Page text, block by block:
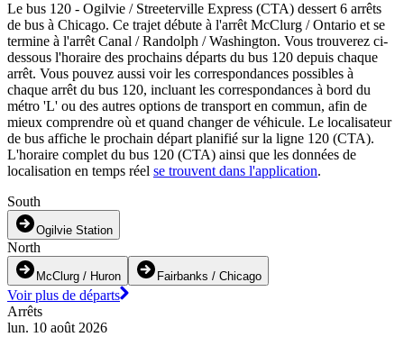
Le bus 120 - Ogilvie / Streeterville Express (CTA) dessert 6 arrêts
de bus à Chicago. Ce trajet débute à l'arrêt McClurg / Ontario et se
termine à l'arrêt Canal / Randolph / Washington. Vous trouverez ci-
dessous l'horaire des prochains départs du bus 120 depuis chaque
arrêt. Vous pouvez aussi voir les correspondances possibles à
chaque arrêt du bus 120, incluant les correspondances à bord du
métro 'L' ou des autres options de transport en commun, afin de
mieux comprendre où et quand changer de véhicule. Le localisateur
de bus affiche le prochain départ planifié sur la ligne 120 (CTA).
L'horaire complet du bus 120 (CTA) ainsi que les données de
localisation en temps réel se trouvent dans l'application.
South
Ogilvie Station
North
McClurg / Huron Fairbanks / Chicago
Voir plus de départs
Arrêts
lun. 10 août 2026